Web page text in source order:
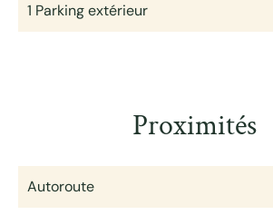
1 Parking extérieur
Proximités
Autoroute